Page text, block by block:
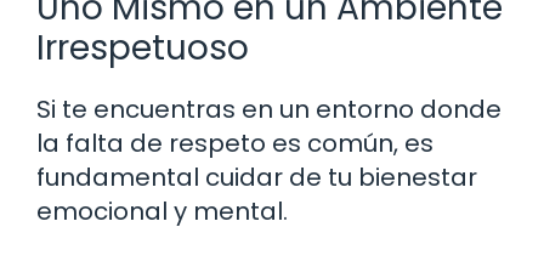
Irrespetuoso
Si te encuentras en un entorno donde
la falta de respeto es común, es
fundamental cuidar de tu bienestar
emocional y mental.